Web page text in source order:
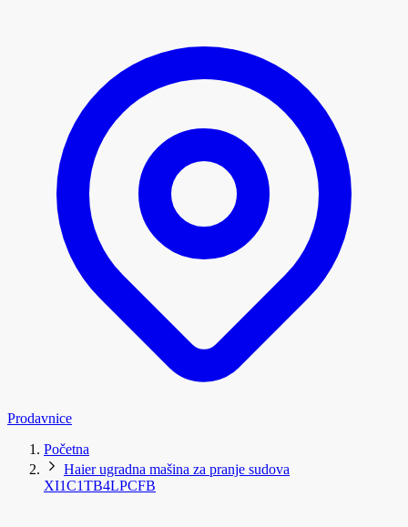
Prodavnice
Početna
Haier ugradna mašina za pranje sudova
XI1C1TB4LPCFB